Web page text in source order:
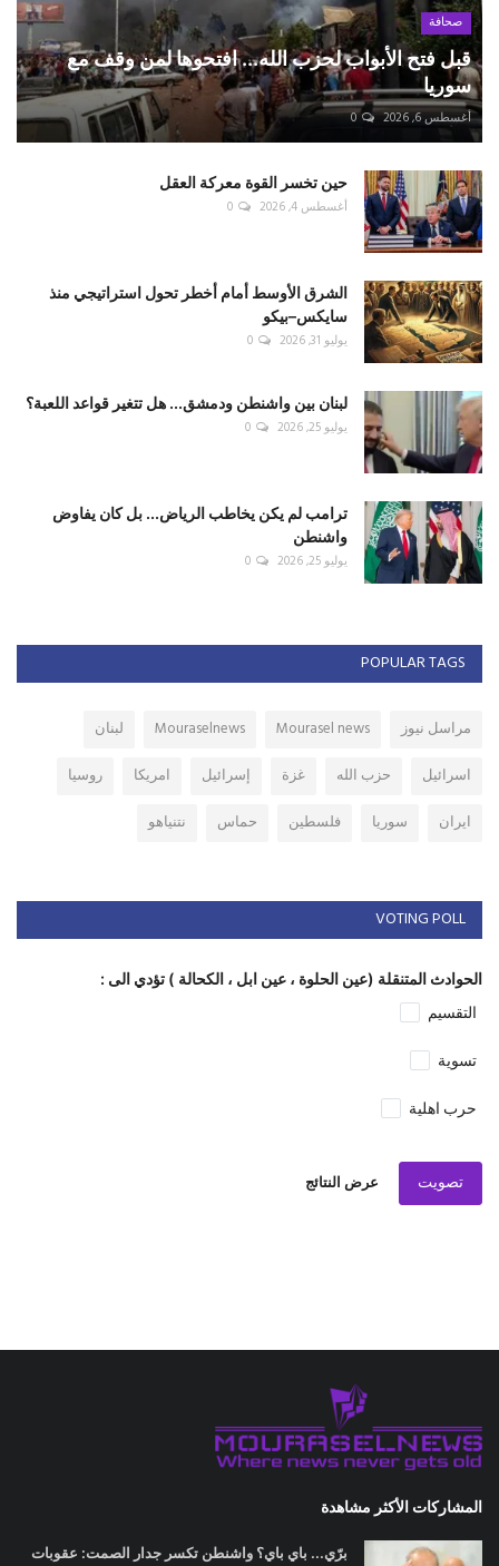
صحافة
قبل فتح الأبواب لحزب الله... افتحوها لمن وقف مع
سوريا
أغسطس 6, 2026 0
حين تخسر القوة معركة العقل
أغسطس 4, 2026 0
الشرق الأوسط أمام أخطر تحول استراتيجي منذ
سايكس–بيكو
يوليو 31, 2026 0
لبنان بين واشنطن ودمشق... هل تتغير قواعد اللعبة؟
يوليو 25, 2026 0
ترامب لم يكن يخاطب الرياض... بل كان يفاوض
واشنطن
يوليو 25, 2026 0
POPULAR TAGS
مراسل نيوز Mourasel news
Mouraselnews
لبنان
اسرائيل
حزب الله غزة إسرائيل امريكا
روسيا
ايران
سوريا فلسطين حماس نتنياهو
VOTING POLL
الحوادث المتنقلة (عين الحلوة ، عين ابل ، الكحالة ) تؤدي الى :
التقسيم
تسوية
حرب اهلية
تصويت عرض النتائج
المشاركات الأكثر مشاهدة
برّي... باي باي؟ واشنطن تكسر جدار الصمت: عقوبات